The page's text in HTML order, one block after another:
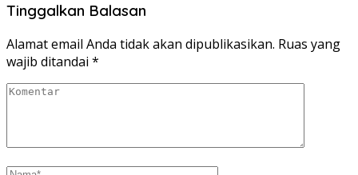
Tinggalkan Balasan
Alamat email Anda tidak akan dipublikasikan. Ruas yang
wajib ditandai *